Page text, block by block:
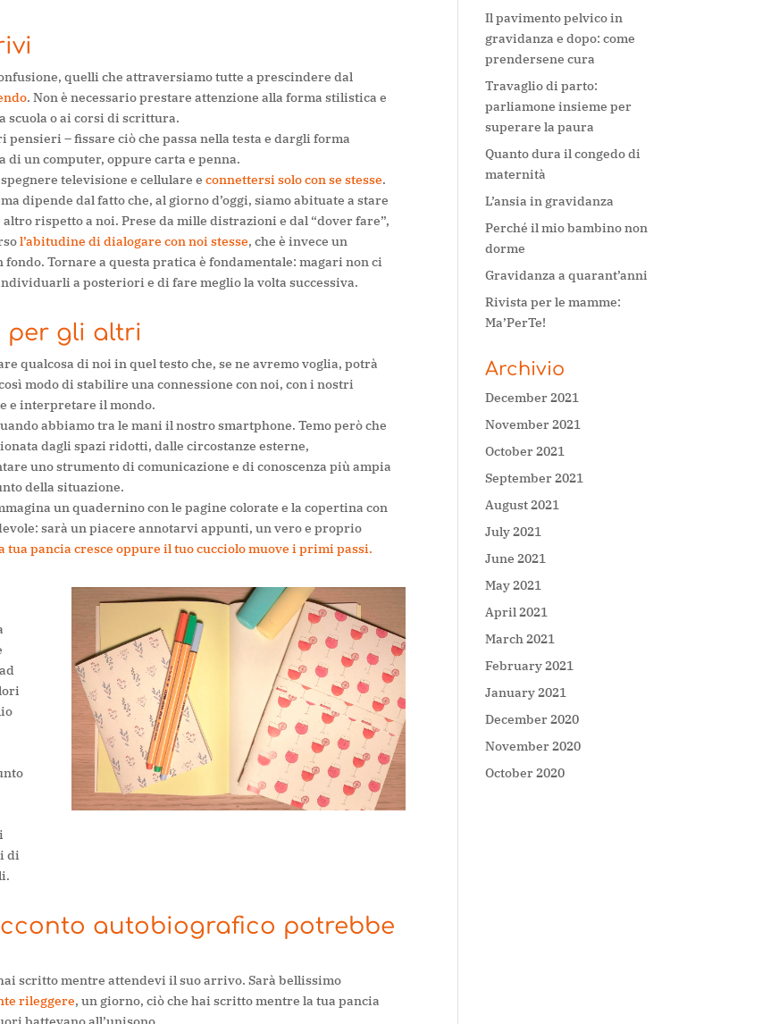
quelli che attraversiamo tutte a prescindere dal
. Non è necessario prestare attenzione alla forma stilistica e
scuola o ai corsi di scrittura.
– fissare ciò che passa nella testa e dargli forma
un computer, oppure carta e penna.
televisione e cellulare econnettersi solo con se stesse.
dipende dal fatto che, al giorno d’oggi, siamo abituate a stare
altro rispetto a noi. Prese da mille distrazioni e dal “dover fare”,
l’abitudine di dialogare con noi stesse, che è invece un
Tornare a questa pratica è fondamentale: magari non ci
a posteriori e di fare meglio la volta successiva.
per gli altri
qualcosa di noi in quel testo che, se ne avremo voglia, potrà
modo di stabilire una connessione con noi, con i nostri
e interpretare il mondo.
abbiamo tra le mani il nostro smartphone. Temo però che
dagli spazi ridotti, dalle circostanze esterne,
uno strumento di comunicazione e di conoscenza più ampia
della situazione.
un quadernino con le pagine colorate e la copertina con
sarà un piacere annotarvi appunti, un vero e proprio
tua pancia cresce oppure il tuo cucciolo muove i primi passi.
di
autobiografico potrebbe
scritto mentre attendevi il suo arrivo. Sarà bellissimo
rileggere, un giorno, ciò che hai scritto mentre la tua pancia
Il pavimento pelvico in
gravidanza e dopo: come
prendersene cura
Travaglio di parto:
parliamone insieme per
superare la paura
Quanto dura il congedo di
maternità
L’ansia in gravidanza
Perché il mio bambino non
dorme
Gravidanza a quarant’anni
Rivista per le mamme:
Ma’PerTe!
Archivio
December 2021
November 2021
October 2021
September 2021
August 2021
July 2021
June 2021
May 2021
April 2021
March 2021
February 2021
January 2021
December 2020
November 2020
October 2020